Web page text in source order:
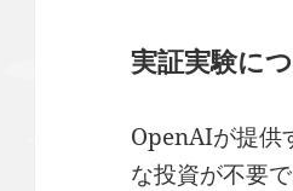
実証実験に
OpenAIが提供
な投資が不要